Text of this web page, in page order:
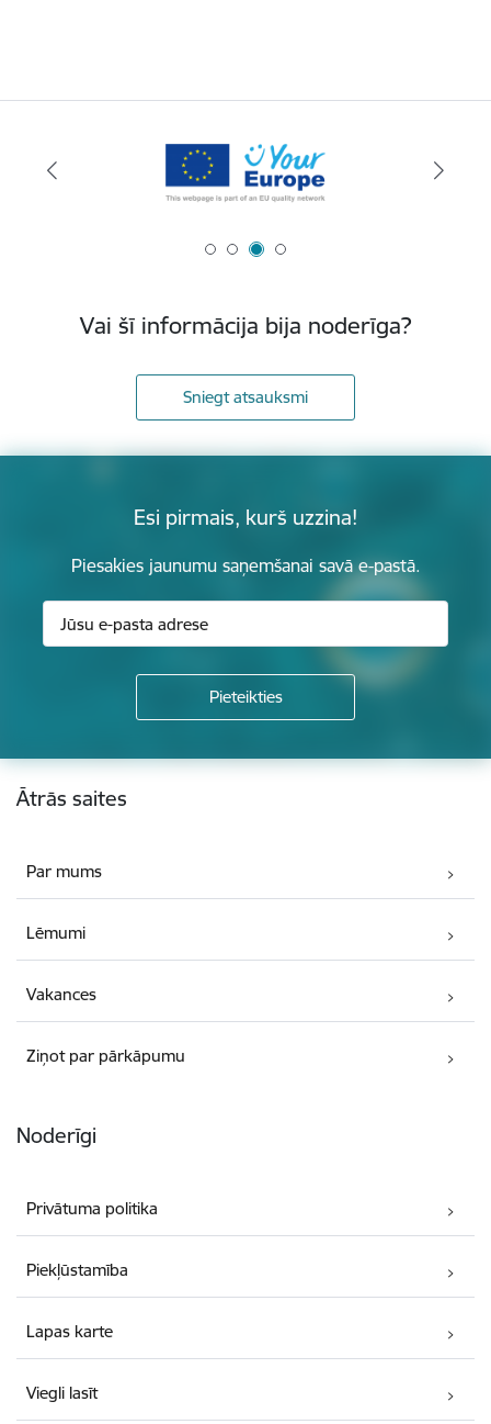
Vai šī informācija bija noderīga?
Sniegt atsauksmi
Esi pirmais, kurš uzzina!
Piesakies jaunumu saņemšanai savā e-pastā.
Kājene
Ātrās saites
Par mums
Lēmumi
Vakances
Ziņot par pārkāpumu
Noderīgi
Privātuma politika
Piekļūstamība
Lapas karte
Viegli lasīt